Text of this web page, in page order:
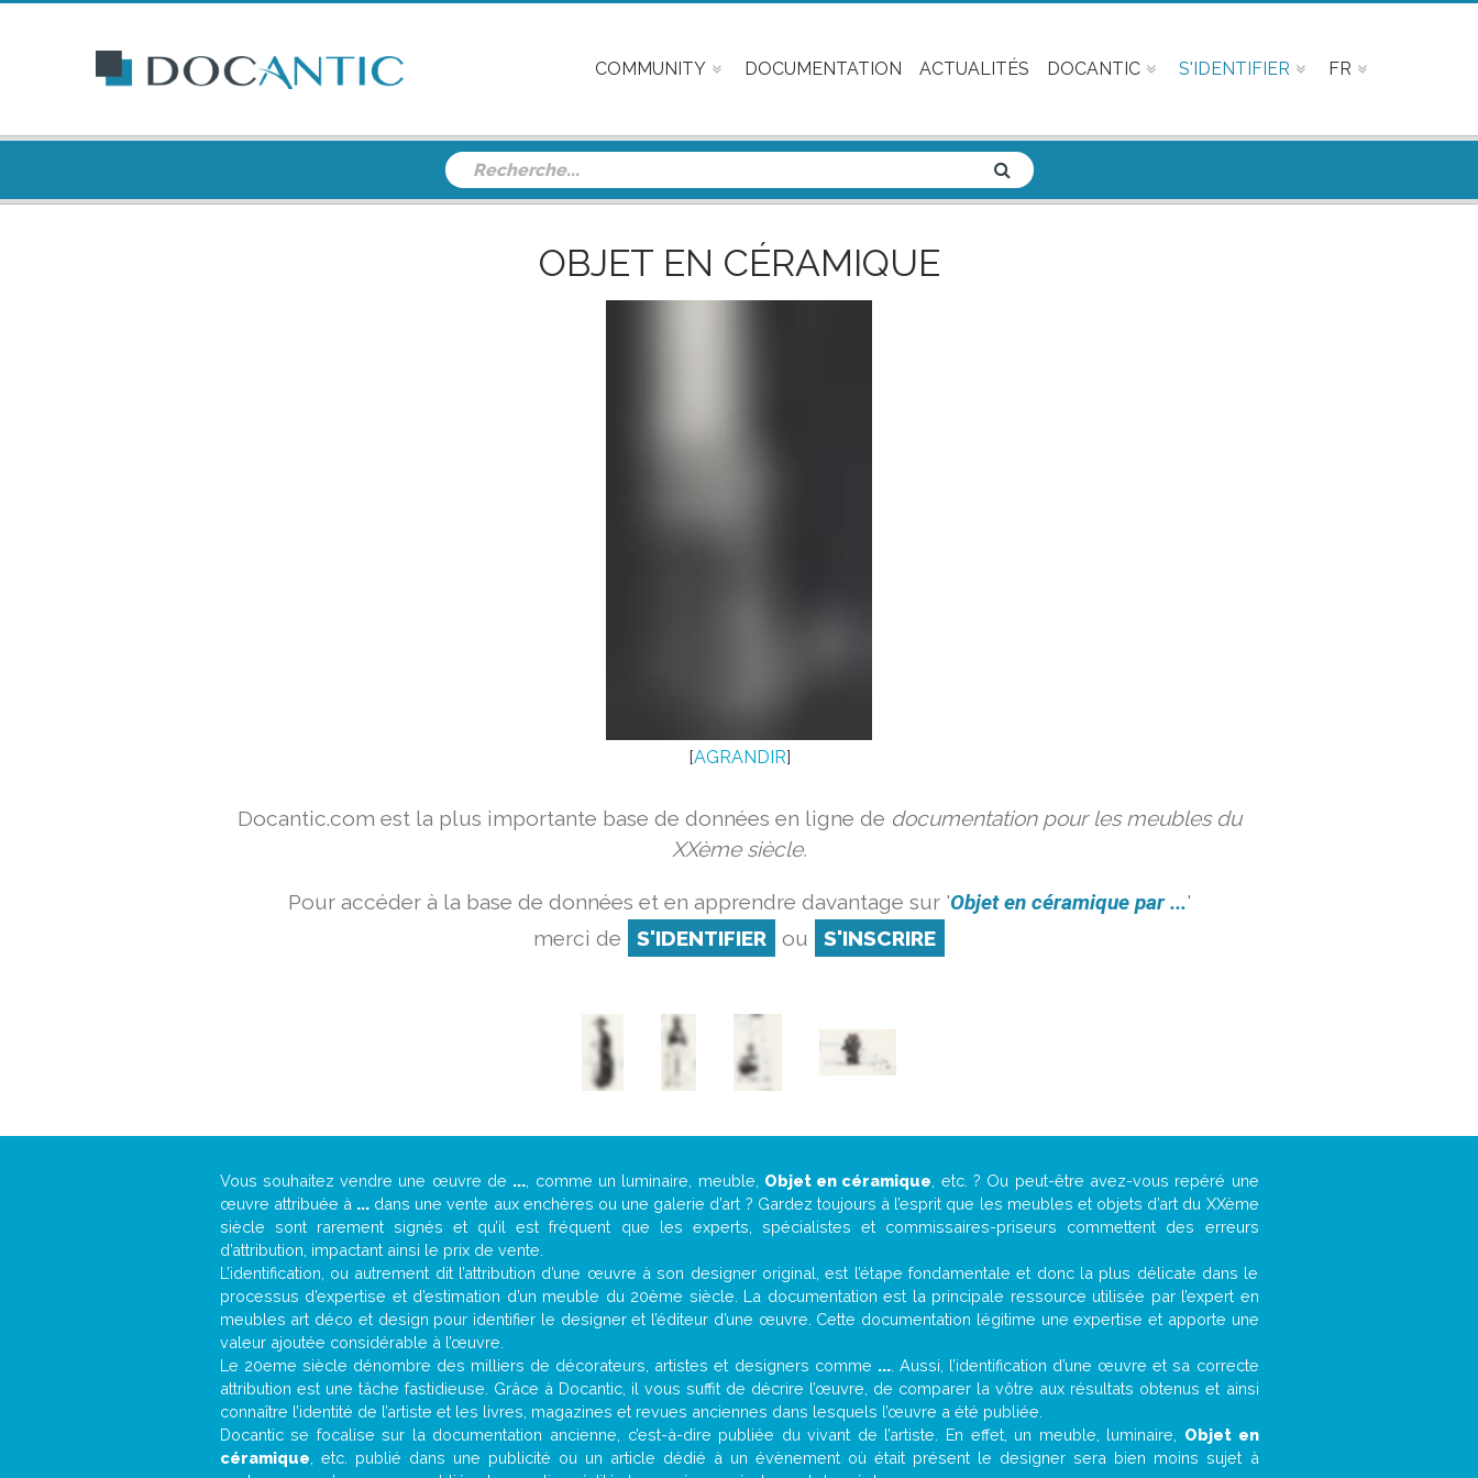
COMMUNITY DOCUMENTATION ACTUALITÉS DOCANTIC S'IDENTIFIER FR
OBJET EN CÉRAMIQUE
[AGRANDIR]
Docantic.com est la plus importante base de données en ligne de documentation pour les meubles du
XXème siècle.
Pour accéder à la base de données et en apprendre davantage sur 'Objet en céramique par ...'
merci de
S'IDENTIFIER ou S'INSCRIRE
Vous souhaitez vendre une œuvre de ... , comme un luminaire, meuble, Objet en céramique , etc. ? Ou peut-être avez-vous repéré une
œuvre attribuée à ...dans une vente aux enchères ou une galerie d’art ? Gardez toujours à l’esprit que les meubles et objets d’art du XXème
siècle sont rarement signés et qu’il est fréquent que les experts, spécialistes et commissaires-priseurs commettent des erreurs
d’attribution, impactant ainsi le prix de vente.
L’identification, ou autrement dit l’attribution d’une œuvre à son designer original, est l’étape fondamentale et donc la plus délicate dans le
processus d’expertise et d’estimation d’un meuble du 20ème siècle. La documentation est la principale ressource utilisée par l’expert en
meubles art déco et design pour identifier le designer et l’éditeur d’une œuvre. Cette documentation légitime une expertise et apporte une
valeur ajoutée considérable à l’œuvre.
Le 20eme siècle dénombre des milliers de décorateurs, artistes et designers comme .... Aussi, l’identification d’une œuvre et sa correcte
attribution est une tâche fastidieuse. Grâce à Docantic, il vous suffit de décrire l’œuvre, de comparer la vôtre aux résultats obtenus et ainsi
connaître l’identité de l’artiste et les livres, magazines et revues anciennes dans lesquels l’œuvre a été publiée.
Docantic se focalise sur la documentation ancienne, c’est-à-dire publiée du vivant de l’artiste. En effet, un meuble, luminaire, Objet en
céramique , etc. publié dans une publicité ou un article dédié à un évènement où était présent le designer sera bien moins sujet à